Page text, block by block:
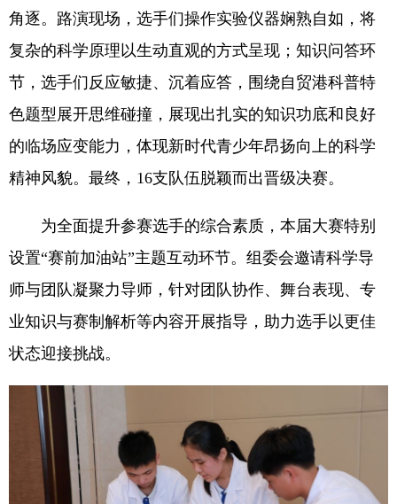
角逐。路演现场，选手们操作实验仪器娴熟自如，将
复杂的科学原理以生动直观的方式呈现；知识问答环
节，选手们反应敏捷、沉着应答，围绕自贸港科普特
色题型展开思维碰撞，展现出扎实的知识功底和良好
的临场应变能力，体现新时代青少年昂扬向上的科学
精神风貌。最终，16支队伍脱颖而出晋级决赛。
为全面提升参赛选手的综合素质，本届大赛特别
设置“赛前加油站”主题互动环节。组委会邀请科学导
师与团队凝聚力导师，针对团队协作、舞台表现、专
业知识与赛制解析等内容开展指导，助力选手以更佳
状态迎接挑战。